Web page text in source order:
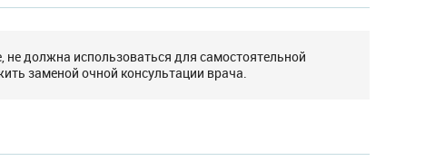
должна использоваться для самостоятельной
заменой очной консультации врача.